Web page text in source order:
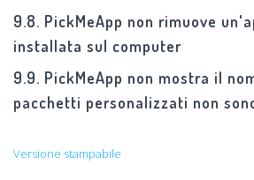
9.8. PickMeApp non rimuove
installata sul computer
9.9. PickMeApp non mostra il
pacchetti personalizzati non
Versione stampabile